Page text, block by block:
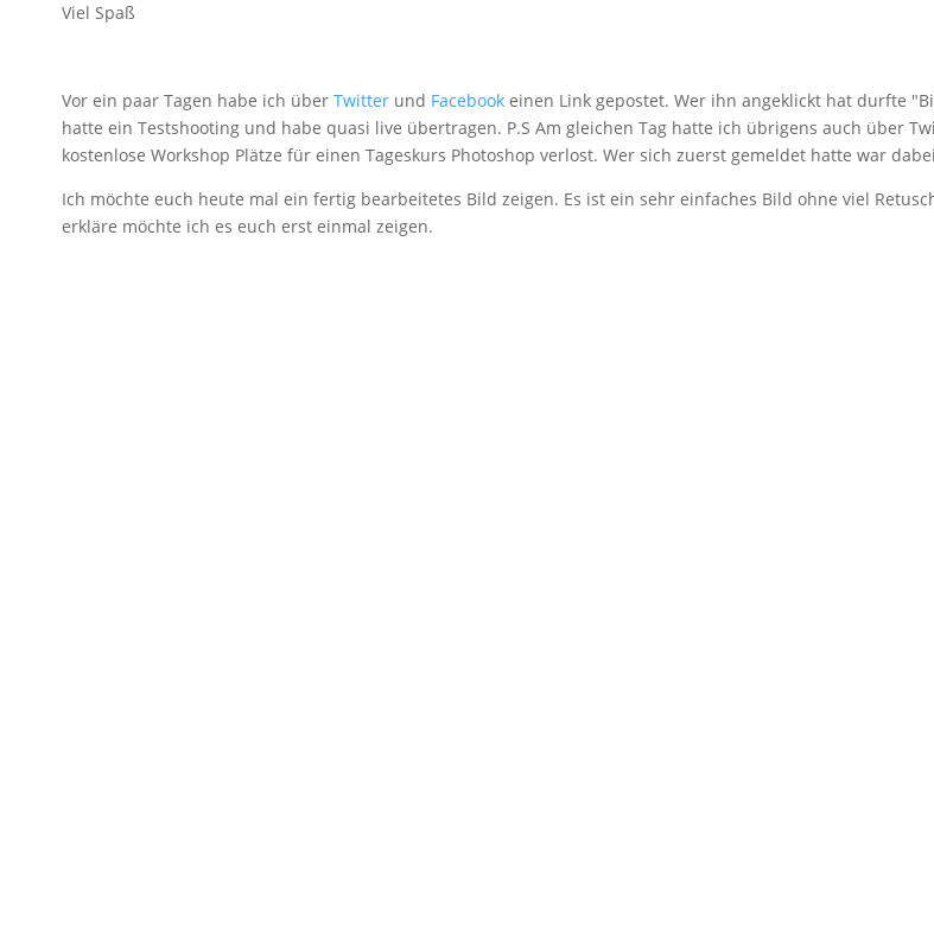
Viel Spaß
Vor ein paar Tagen habe ich über Twitter und Facebook einen Link gepostet. Wer ihn angeklickt hat durfte
hatte ein Testshooting und habe quasi live übertragen. P.S Am gleichen Tag hatte ich übrigens auch über
kostenlose Workshop Plätze für einen Tageskurs Photoshop verlost. Wer sich zuerst gemeldet hatte war
Ich möchte euch heute mal ein fertig bearbeitetes Bild zeigen. Es ist ein sehr einfaches Bild ohne viel
erkläre möchte ich es euch erst einmal zeigen.